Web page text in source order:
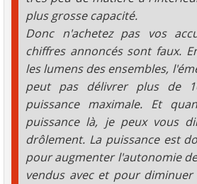
plus grosse capacité.
Donc n'achetez pas vos
chiffres annoncés sont faux.
les lumens des ensembles,
peut pas délivrer plus de
puissance maximale. Et
puissance là, je peux vous
drôlement. La puissance est
pour augmenter l'autonomie
vendus avec et pour